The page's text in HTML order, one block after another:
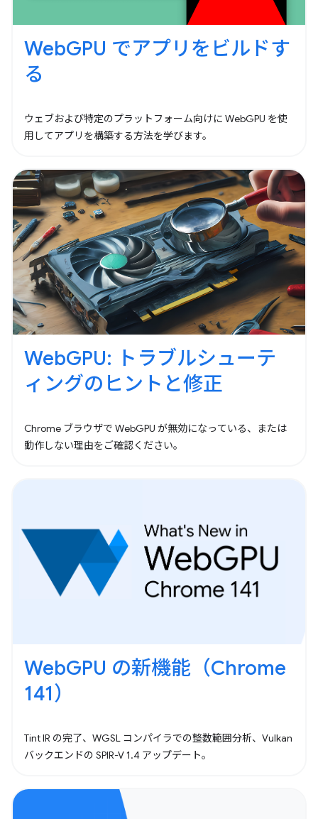
WebGPU でアプリをビルドす
る
ウェブおよび特定のプラットフォーム向けに WebGPU を使
用してアプリを構築する方法を学びます。
WebGPU: トラブルシューテ
ィングのヒントと修正
Chrome ブラウザで WebGPU が無効になっている、または
動作しない理由をご確認ください。
WebGPU の新機能（Chrome
141）
Tint IR の完了、WGSL コンパイラでの整数範囲分析、Vulkan
バックエンドの SPIR-V 1.4 アップデート。